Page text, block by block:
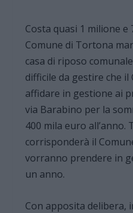
Costa quasi 1 milione e
Comune di Tortona
casa di riposo
difficile da gestire che
affidare in gestione ai
via Barabino per la
400 mila euro all’anno.
corrisponderà il
vorranno prendere in
un anno.
Con apposita delibera,